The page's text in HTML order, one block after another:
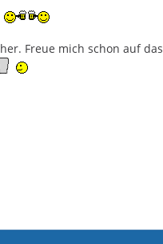
Freue mich schon auf das